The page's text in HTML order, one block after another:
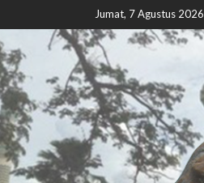
Jumat, 7 Agustus 2026